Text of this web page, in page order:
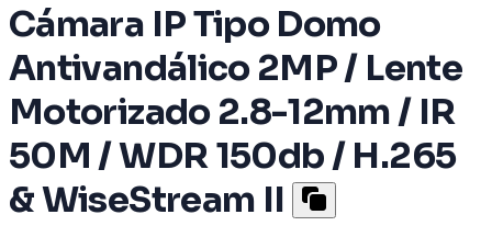
Cámara IP Tipo Domo
Antivandálico 2MP / Lente
Motorizado 2.8-12mm / IR
50M / WDR 150db / H.265
& WiseStream II